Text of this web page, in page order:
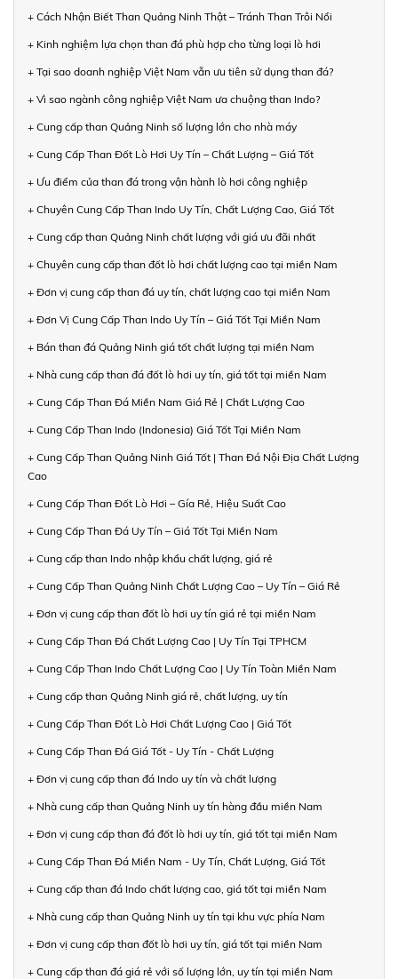
+ Cách Nhận Biết Than Quảng Ninh Thật – Tránh Than Trôi Nổi
+ Kinh nghiệm lựa chọn than đá phù hợp cho từng loại lò hơi
+ Tại sao doanh nghiệp Việt Nam vẫn ưu tiên sử dụng than đá?
+ Vì sao ngành công nghiệp Việt Nam ưa chuộng than Indo?
+ Cung cấp than Quảng Ninh số lượng lớn cho nhà máy
+ Cung Cấp Than Đốt Lò Hơi Uy Tín – Chất Lượng – Giá Tốt
+ Ưu điểm của than đá trong vận hành lò hơi công nghiệp
+ Chuyên Cung Cấp Than Indo Uy Tín, Chất Lượng Cao, Giá Tốt
+ Cung cấp than Quảng Ninh chất lượng với giá ưu đãi nhất
+ Chuyên cung cấp than đốt lò hơi chất lượng cao tại miền Nam
+ Đơn vị cung cấp than đá uy tín, chất lượng cao tại miền Nam
+ Đơn Vị Cung Cấp Than Indo Uy Tín – Giá Tốt Tại Miền Nam
+ Bán than đá Quảng Ninh giá tốt chất lượng tại miền Nam
+ Nhà cung cấp than đá đốt lò hơi uy tín, giá tốt tại miền Nam
+ Cung Cấp Than Đá Miền Nam Giá Rẻ | Chất Lượng Cao
+ Cung Cấp Than Indo (Indonesia) Giá Tốt Tại Miền Nam
+ Cung Cấp Than Quảng Ninh Giá Tốt | Than Đá Nội Địa Chất Lượng
Cao
+ Cung Cấp Than Đốt Lò Hơi – Gía Rẻ, Hiệu Suất Cao
+ Cung Cấp Than Đá Uy Tín – Giá Tốt Tại Miền Nam
+ Cung cấp than Indo nhập khẩu chất lượng, giá rẻ
+ Cung Cấp Than Quảng Ninh Chất Lượng Cao – Uy Tín – Giá Rẻ
+ Đơn vị cung cấp than đốt lò hơi uy tín giá rẻ tại miền Nam
+ Cung Cấp Than Đá Chất Lượng Cao | Uy Tín Tại TPHCM
+ Cung Cấp Than Indo Chất Lượng Cao | Uy Tín Toàn Miền Nam
+ Cung cấp than Quảng Ninh giá rẻ, chất lượng, uy tín
+ Cung Cấp Than Đốt Lò Hơi Chất Lượng Cao | Giá Tốt
+ Cung Cấp Than Đá Giá Tốt - Uy Tín - Chất Lượng
+ Đơn vị cung cấp than đá Indo uy tín và chất lượng
+ Nhà cung cấp than Quảng Ninh uy tín hàng đầu miền Nam
+ Đơn vị cung cấp than đá đốt lò hơi uy tín, giá tốt tại miền Nam
+ Cung Cấp Than Đá Miền Nam - Uy Tín, Chất Lượng, Giá Tốt
+ Cung cấp than đá Indo chất lượng cao, giá tốt tại miền Nam
+ Nhà cung cấp than Quảng Ninh uy tín tại khu vực phía Nam
+ Đơn vị cung cấp than đốt lò hơi uy tín, giá tốt tại miền Nam
+ Cung cấp than đá giá rẻ với số lượng lớn, uy tín tại miền Nam